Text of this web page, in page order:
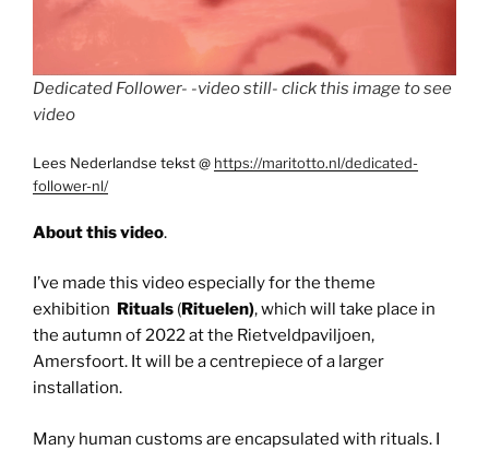
Dedicated Follower- -video still- click this image to see
video
Lees Nederlandse tekst @ https://maritotto.nl/dedicated-
follower-nl/
About this video.
I’ve made this video especially for the theme
exhibition Rituals (Rituelen), which will take place in
the autumn of 2022 at the Rietveldpaviljoen,
Amersfoort. It will be a centrepiece of a larger
installation.
Many human customs are encapsulated with rituals. I